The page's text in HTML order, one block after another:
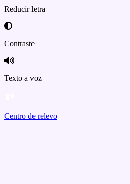
Reducir letra
Contraste
Texto a voz
Centro de relevo